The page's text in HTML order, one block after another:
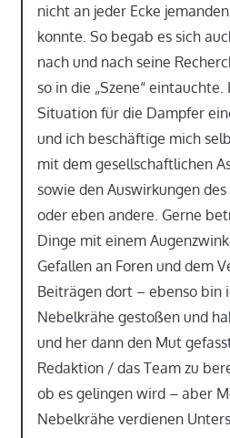
nicht an jeder Ecke
konnte. So begab es sich
nach und nach seine
so in die „Szene“
Situation für die Dampfer
und ich beschäftige mich
mit dem gesellschaftlichen
sowie den Auswirkungen
oder eben andere. Gerne
Dinge mit einem
Gefallen an Foren und dem
Beiträgen dort – ebenso bin
Nebelkrähe gestoßen und
und her dann den Mut
Redaktion / das Team zu
ob es gelingen wird – aber
Nebelkrähe verdienen